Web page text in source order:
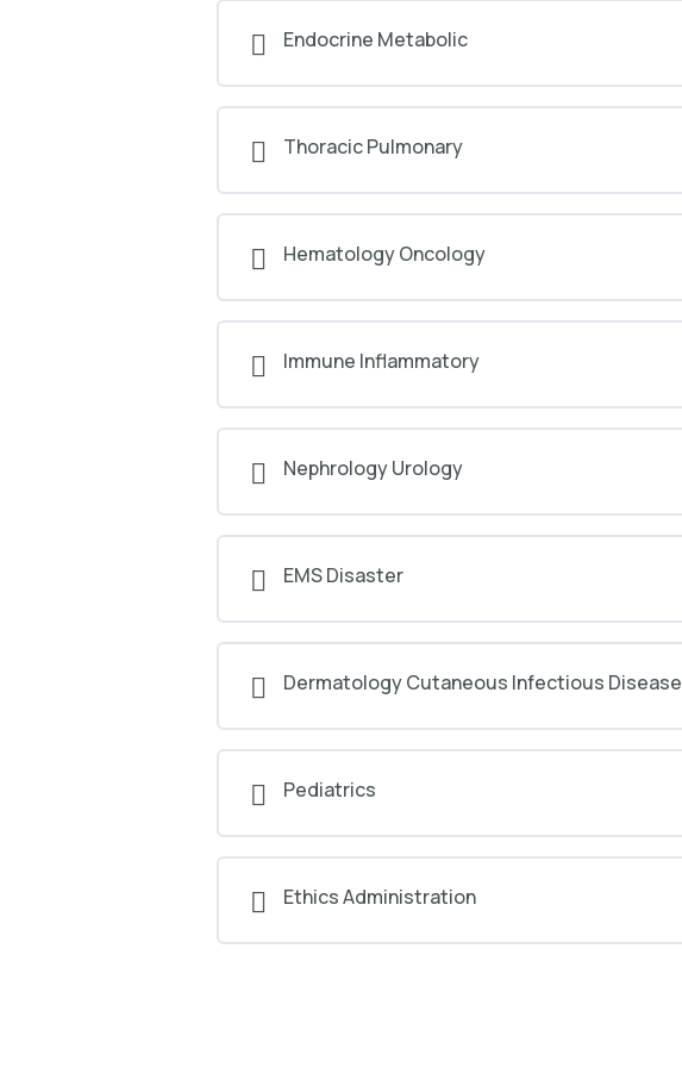
Endocrine Metabolic
Thoracic Pulmonary
Hematology Oncology
Immune Inflammatory
Nephrology Urology
EMS Disaster
Dermatology Cutaneous Infectious Disease
Pediatrics
Ethics Administration